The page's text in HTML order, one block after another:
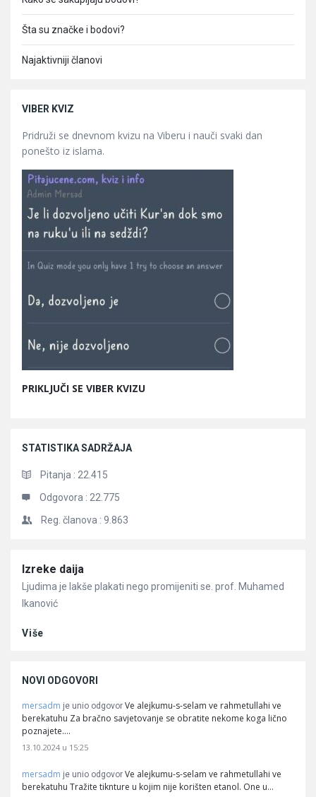
Šta su značke i bodovi?
Najaktivniji članovi
VIBER KVIZ
Pridruži se dnevnom kvizu na Viberu i nauči svaki dan
ponešto iz islama.
PRIKLJUČI SE VIBER KVIZU
STATISTIKA SADRŽAJA
Pitanja : 22.415
Odgovora : 22.775
Reg. članova : 9.863
Članci
Izreke daija
Ljudima je lakše plakati nego promijeniti se. prof. Muhamed
Ikanović
Više
NOVI ODGOVORI
mersadm je unio odgovor Ve alejkumu-s-selam ve rahmetullahi ve
berekatuhu Za bračno savjetovanje se obratite nekome koga lično
poznajete.…
13.10.2024 u 15:25
mersadm je unio odgovor Ve alejkumu-s-selam ve rahmetullahi ve
berekatuhu Tražite tiknture u kojim nije korišten etanol. One u…